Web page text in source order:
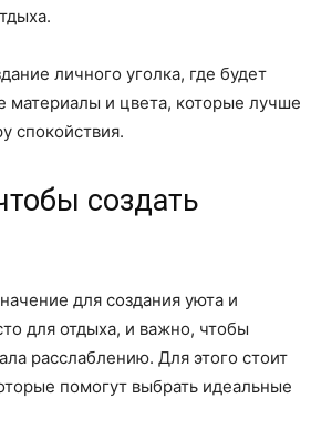
личного уголка, где будет
материалы и цвета, которые лучше
спокойствия.
создать
для создания уюта и
для отдыха, и важно, чтобы
расслаблению. Для этого стоит
помогут выбрать идеальные